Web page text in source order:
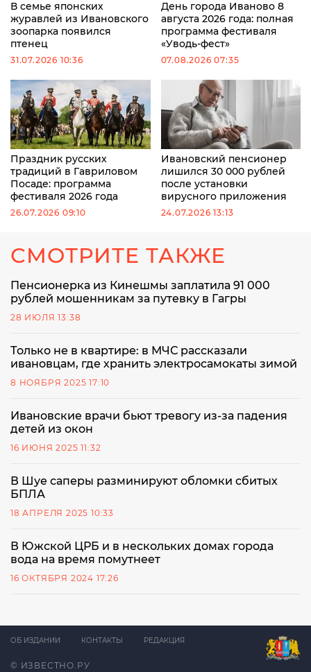
В семье японских
журавлей из Ивановского
зоопарка появился
птенец
31.07.2026 10:36
День города Иваново 8
августа 2026 года: полная
программа фестиваля
«Уводь-фест»
07.08.2026 07:35
Праздник русских
традиций в Гавриловом
Посаде: программа
фестиваля 2026 года
26.07.2026 09:10
Ивановский пенсионер
лишился 30 000 рублей
после установки
вирусного приложения
24.07.2026 13:13
СМОТРИТЕ ТАКЖЕ
Пенсионерка из Кинешмы заплатила 91 000
рублей мошенникам за путевку в Гагры
28 ИЮЛЯ 13:38
Только не в квартире: в МЧС рассказали
ивановцам, где хранить электросамокаты зимой
8 НОЯБРЯ 2025 17:10
Ивановские врачи бьют тревогу из-за падения
детей из окон
16 ИЮНЯ 2025 11:32
В Шуе саперы разминируют обломки сбитых
БПЛА
18 АПРЕЛЯ 2025 10:33
В Южской ЦРБ и в нескольких домах города
вода на время помутнеет
16 ОКТЯБРЯ 2024 17:26
© ИЗВЕСТНО.РУ
ОБ ИЗДАНИИ КОНТАКТЫ РЕДАКЦИЯ